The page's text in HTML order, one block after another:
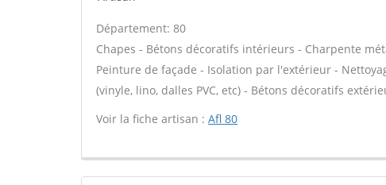
Département: 80
Chapes - Bétons décoratifs intérieurs - Charpente
Peinture de façade - Isolation par l'extérieur -
(vinyle, lino, dalles PVC, etc) - Bétons décoratifs
Voir la fiche artisan : Afl 80